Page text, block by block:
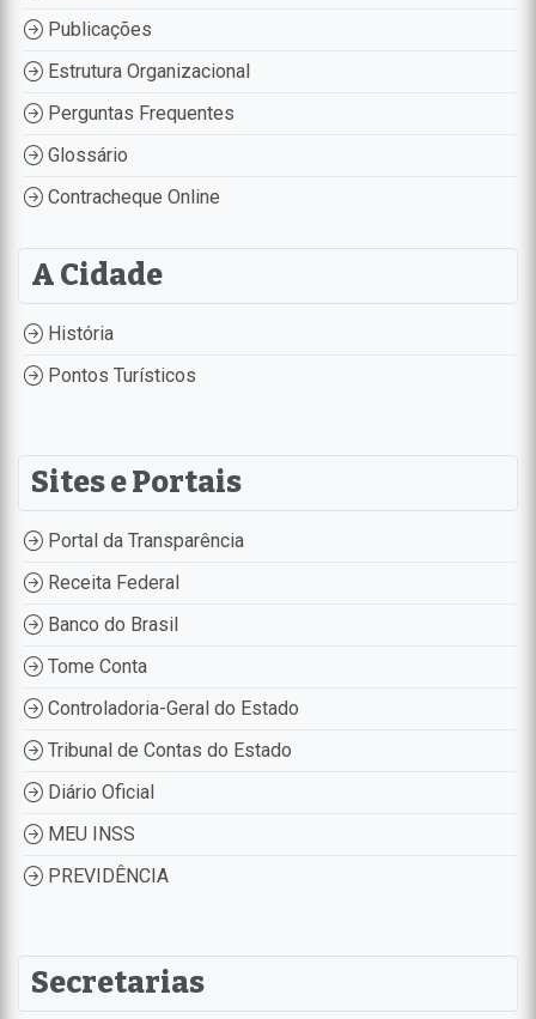
Publicações
Estrutura Organizacional
Perguntas Frequentes
Glossário
Contracheque Online
A Cidade
História
Pontos Turísticos
Sites e Portais
Portal da Transparência
Receita Federal
Banco do Brasil
Tome Conta
Controladoria-Geral do Estado
Tribunal de Contas do Estado
Diário Oficial
MEU INSS
PREVIDÊNCIA
Secretarias